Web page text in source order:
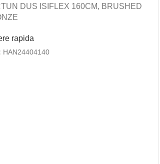
DUS ISIFLEX 160CM, BRUSHED
rapida
HAN24404140